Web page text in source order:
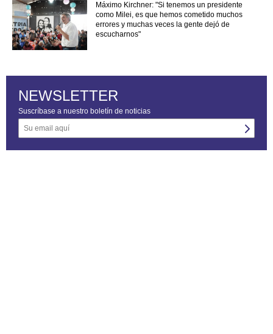
Máximo Kirchner: "Si tenemos un presidente
como Milei, es que hemos cometido muchos
errores y muchas veces la gente dejó de
escucharnos"
NEWSLETTER
Suscríbase a nuestro boletín de noticias